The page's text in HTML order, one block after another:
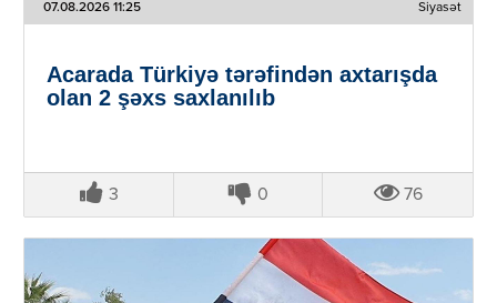
07.08.2026 11:25 Siyasət
Acarada Türkiyə tərəfindən axtarışda
olan 2 şəxs saxlanılıb
3 0 76